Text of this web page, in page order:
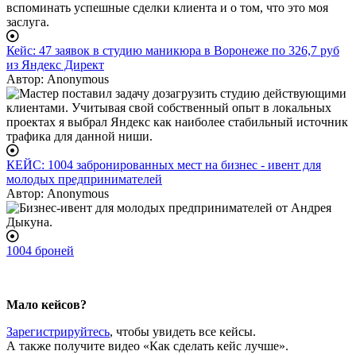
Кейс: 47 заявок в студию маникюра в Воронеже по 326,7 руб
из Яндекс Директ
Автор: Anonymous
КЕЙС: 1004 забронированных мест на бизнес - ивент для
молодых предпринимателей
Автор: Anonymous
1004 броней
Мало кейсов?
Зарегистрируйтесь, чтобы увидеть все кейсы.
А также получите видео «Как сделать кейс лучше».